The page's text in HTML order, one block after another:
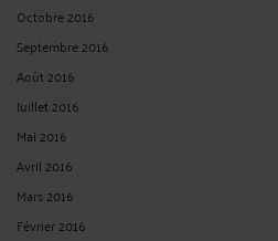
Octobre 2016
Septembre 2016
Août 2016
Juillet 2016
Mai 2016
Avril 2016
Mars 2016
Février 2016